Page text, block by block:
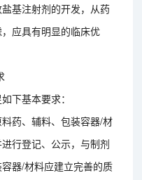
基注射剂的开发，从药
应具有明显的临床优
下基本要求：
药、辅料、包装容器/材
行登记、公示，与制剂
器/材料应建立完善的质